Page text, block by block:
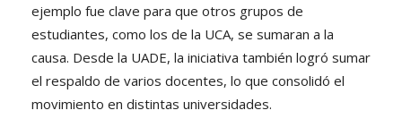
ejemplo fue clave para que otros grupos de
estudiantes, como los de la UCA, se sumaran a la
causa. Desde la UADE, la iniciativa también logró sumar
el respaldo de varios docentes, lo que consolidó el
movimiento en distintas universidades.